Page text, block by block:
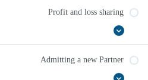
Profit and loss sharing
عرض
الكل
Profit
and
sharing
Admitting a new Partner